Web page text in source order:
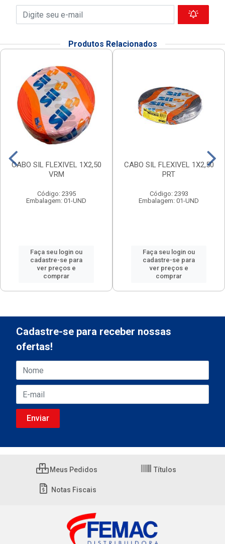
Produtos Relacionados
CABO SIL FLEXIVEL 1X2,50
VRM
Código: 2395
Embalagem: 01-UND
Faça seu login ou
cadastre-se para
ver preços e
comprar
CABO SIL FLEXIVEL 1X2,50
PRT
Código: 2393
Embalagem: 01-UND
Faça seu login ou
cadastre-se para
ver preços e
comprar
Cadastre-se para receber nossas
ofertas!
Meus Pedidos Títulos
Notas Fiscais